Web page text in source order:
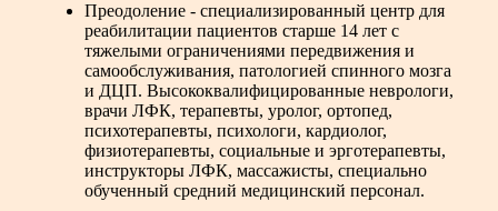
Преодоление - специализированный центр для
реабилитации пациентов старше 14 лет с
тяжелыми ограничениями передвижения и
самообслуживания, патологией спинного мозга
и ДЦП. Высококвалифицированные неврологи,
врачи ЛФК, терапевты, уролог, ортопед,
психотерапевты, психологи, кардиолог,
физиотерапевты, социальные и эрготерапевты,
инструкторы ЛФК, массажисты, специально
обученный средний медицинский персонал.